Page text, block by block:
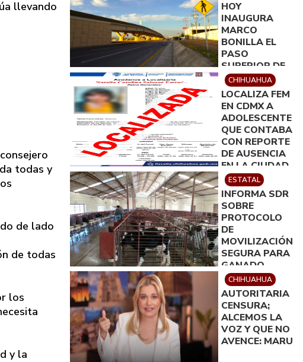
llevando
todas y
de lado
de todas
los
y la
HOY
INAUGURA
MARCO
BONILLA EL
PASO
SUPERIOR DE
ALDAMA Y
FUERZA AÉREA
CHIHUAHUA
LOCALIZA FEM
EN CDMX A
ADOLESCENTE
QUE CONTABA
CON REPORTE
DE AUSENCIA
EN LA CIUDAD
DE
CHIHUAHUA
ESTATAL
INFORMA SDR
SOBRE
PROTOCOLO
DE
MOVILIZACIÓN
SEGURA PARA
GANADO
ENTRE ZONAS
AFECTADAS Y
LIMPIAS
CHIHUAHUA
AUTORITARIA
CENSURA;
ALCEMOS LA
VOZ Y QUE NO
AVENCE: MARU